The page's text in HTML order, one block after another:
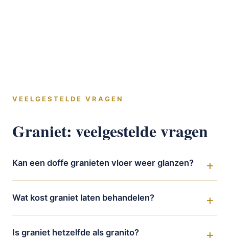
VEELGESTELDE VRAGEN
Graniet: veelgestelde vragen
Kan een doffe granieten vloer weer glanzen?
Wat kost graniet laten behandelen?
Is graniet hetzelfde als granito?